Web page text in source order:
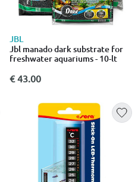
JBL
Jbl manado dark substrate for
freshwater aquariums - 10-lt
€ 43.00